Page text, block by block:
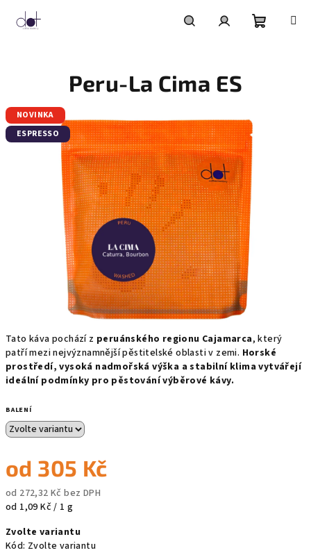
Tato káva pochází z peruánského regionu Cajamarca, který
patří mezi nejvýznamnější pěstitelské oblasti v zemi. Horské
prostředí, vysoká nadmořská výška a stabilní klima vytvářejí
ideální podmínky pro pěstování výběrové kávy.
BALENÍ
od 305 Kč
od 272,32 Kč bez DPH
Měrná
od 1,09 Kč / 1 g
Zvolte variantu
Kód: Zvolte variantu
Peru-La Cima ES
NOVINKA
ESPRESSO